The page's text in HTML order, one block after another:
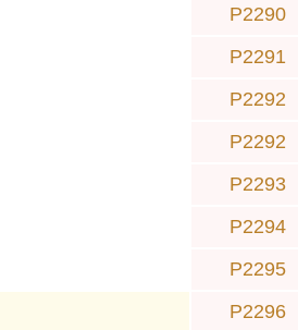
P2290
P2291
P2292
P2292
P2293
P2294
P2295
P2296